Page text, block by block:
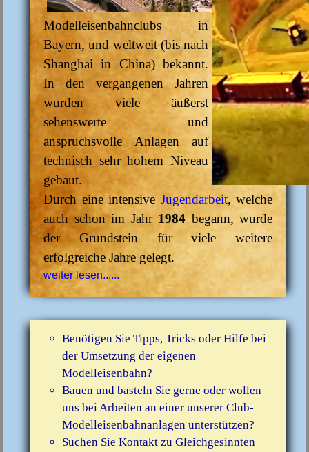
Modelleisenbahnclubs in
Bayern, und weltweit (bis nach
Shanghai in China) bekannt.
In den vergangenen Jahren
wurden viele äußerst
sehenswerte und
anspruchsvolle Anlagen auf
technisch sehr hohem Niveau
gebaut.
Durch eine intensive Jugendarbeit, welche
auch schon im Jahr 1984begann, wurde
der Grundstein für viele weitere
erfolgreiche Jahre gelegt.
weiter lesen......
Benötigen Sie Tipps, Tricks oder Hilfe bei
der Umsetzung der eigenen
Modelleisenbahn?
Bauen und basteln Sie gerne oder wollen
uns bei Arbeiten an einer unserer Club-
Modelleisenbahnanlagen unterstützen?
Suchen Sie Kontakt zu Gleichgesinnten